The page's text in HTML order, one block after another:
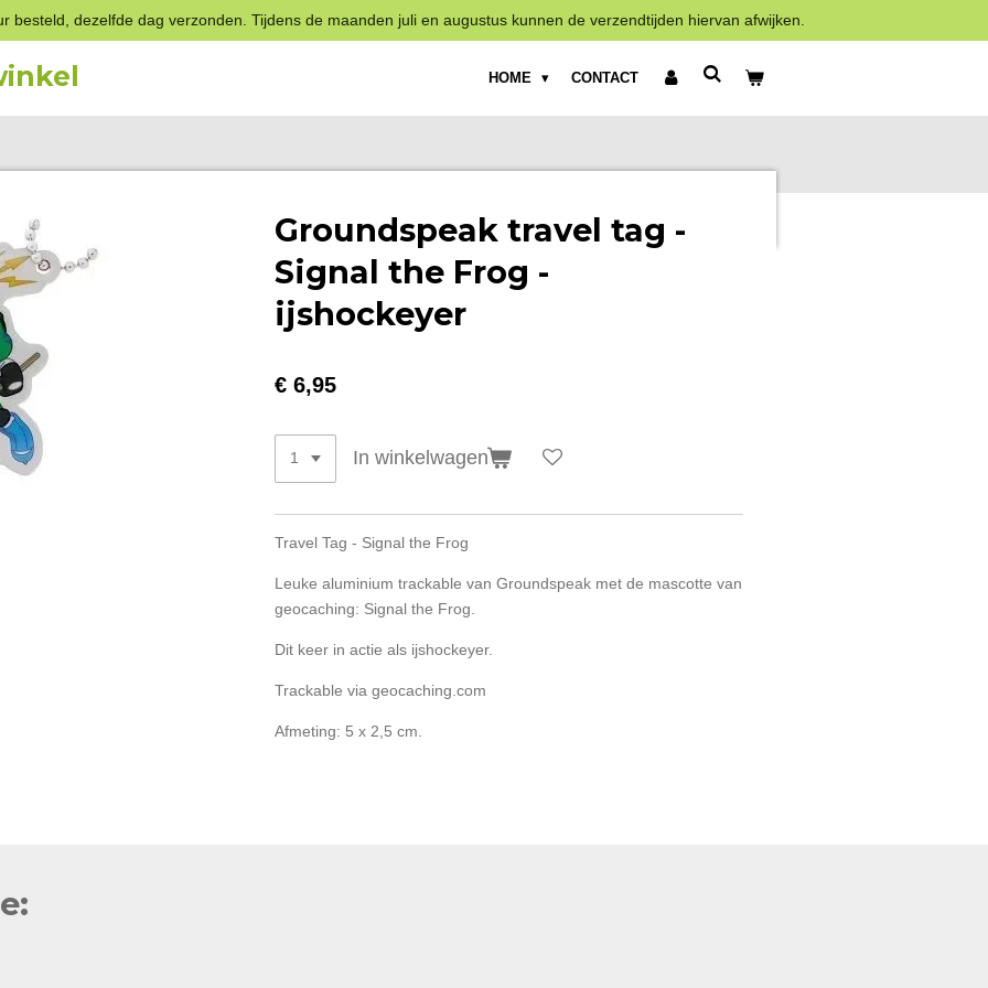
besteld, dezelfde dag verzonden. Tijdens de maanden juli en augustus kunnen de verzendtijden hiervan afwijken.
HOME CONTACT
Groundspeak travel tag -
Signal the Frog -
ijshockeyer
€ 6,95
In winkelwagen
Travel Tag - Signal the Frog
Leuke aluminium trackable van Groundspeak met de mascotte van
geocaching: Signal the Frog.
Dit keer in actie als ijshockeyer.
Trackable via geocaching.com
Afmeting: 5 x 2,5 cm.